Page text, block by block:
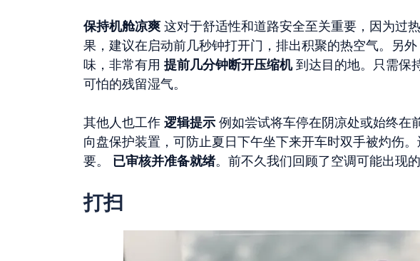
保持机舱凉爽 这对于舒适性和道路安全至关重要，因为过
果，建议在启动前几秒钟打开门，排出积聚的热空气。另
味，非常有用 提前几分钟断开压缩机到达目的地。只需保
可怕的残留湿气。
其他人也工作 逻辑提示 例如尝试将车停在阴凉处或始终在
向盘保护装置，可防止夏日下午坐下来开车时双手被灼伤
要。 已审核并准备就绪。前不久我们回顾了空调可能出现
打扫